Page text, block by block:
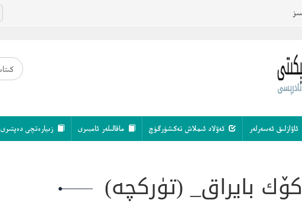
ئاۋازلىق ئەسەرلەر ئەۋلاد ئىملاش تەكشۈرگۈچ ماقالىلەر ئامبىرى زىيارەتچى دەپتىرى
كۆك بايراق_ (تۈركچە)